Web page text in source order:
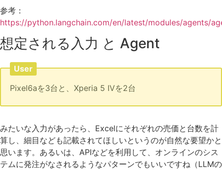
参考：
https://python.langchain.com/en/latest/modules/agents/
想定される入力 と Agent
User
Pixel6aを3台と、Xperia 5 IVを2台
みたいな入力があったら、Excelにそれぞれの売価と台数を計
算し、細目なども記載されてほしいというのが自然な要望かと
思います。あるいは、APIなどを利用して、オンラインのシス
テムに発注がなされるようなパターンでもいいですね（LLMの